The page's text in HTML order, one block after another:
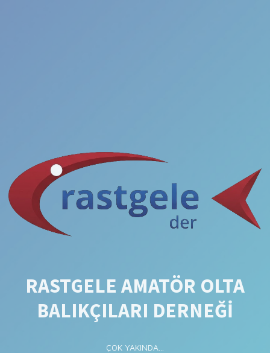
RASTGELE AMATÖR OLTA
BALIKÇILARI DERNEĞİ
ÇOK YAKINDA...